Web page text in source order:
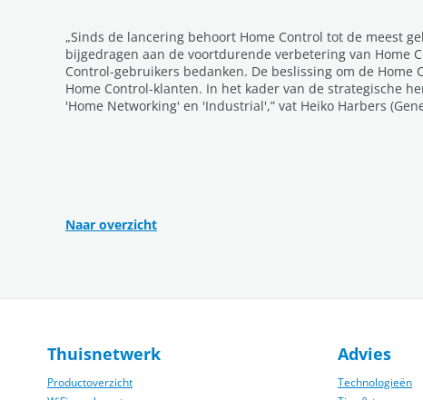
„Sinds de lancering behoort Home Control tot de meest
bijgedragen aan de voortdurende verbetering van Home
Control-gebruikers bedanken. De beslissing om de
Home Control-klanten. In het kader van de strategische
'Home Networking' en 'Industrial',” vat Heiko Harbers
Naar overzicht
Thuisnetwerk
Productoverzicht
Advies
Technologieën